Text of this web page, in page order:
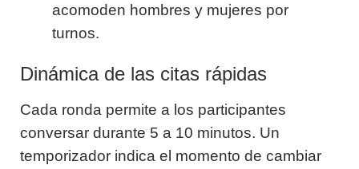
acomoden hombres y mujeres por
turnos.
Dinámica de las citas rápidas
Cada ronda permite a los participantes
conversar durante 5 a 10 minutos. Un
temporizador indica el momento de cambiar